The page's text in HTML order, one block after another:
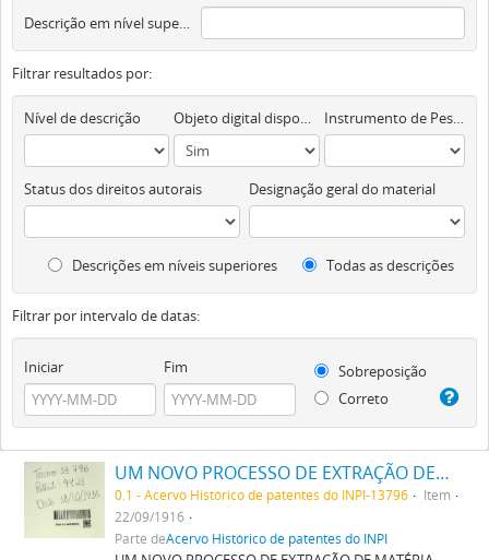
Descrição em nível superior
Filtrar resultados por:
Nível de descrição Objeto digital disponível Instrumento de Pesquisa
Status dos direitos autorais Designação geral do material
Descrições em níveis superiores Todas as descrições
Filtrar por intervalo de datas:
Iniciar Fim
Sobreposição
Correto
UM NOVO PROCESSO DE EXTRAÇÃO DE MATERIA CORANTE DOS VEGETAES
0.1 - Acervo Histórico de patentes do INPI-13796
Item
22/09/1916
Parte deAcervo Histórico de patentes do INPI